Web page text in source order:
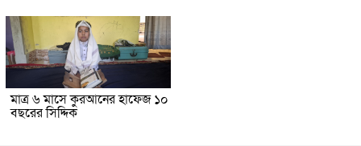
মাত্র ৬ মাসে কুরআনের হাফেজ ১০
বছরের সিদ্দিক